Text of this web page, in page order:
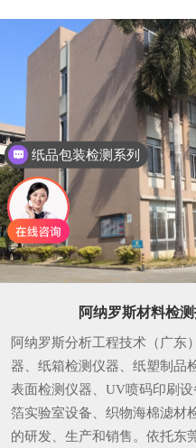
阿纳罗斯材料检
阿纳罗斯分析工程技术（广东
器、纸箱检测仪器、纸塑制品
表面检测仪器、UV喷码印刷
箔实验室设备、织物海棉滤材
的研发、生产和销售。依托东
纸品包装检测系列